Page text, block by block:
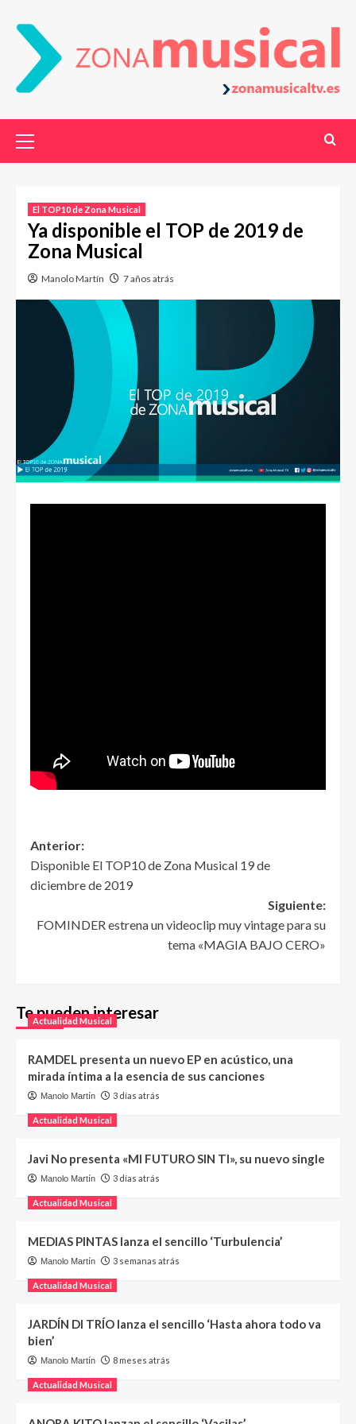
El TOP10 de Zona Musical
Ya disponible el TOP de 2019 de
Zona Musical
Manolo Martín 7 años atrás
Anterior:
Disponible El TOP10 de Zona Musical 19 de
diciembre de 2019
Siguiente:
FOMINDER estrena un videoclip muy vintage para su
tema «MAGIA BAJO CERO»
Te pueden interesar
Actualidad Musical
RAMDEL presenta un nuevo EP en acústico, una
mirada íntima a la esencia de sus canciones
Manolo Martín 3 días atrás
Actualidad Musical
Javi No presenta «MI FUTURO SIN TI», su nuevo single
Manolo Martín 3 días atrás
Actualidad Musical
MEDIAS PINTAS lanza el sencillo ‘Turbulencia’
Manolo Martín 3 semanas atrás
Actualidad Musical
JARDÍN DI TRÍO lanza el sencillo ‘Hasta ahora todo va
bien’
Manolo Martín 8 meses atrás
Actualidad Musical